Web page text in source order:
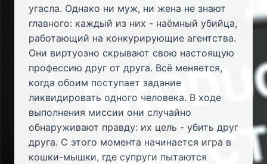
угасла. Однако ни муж, ни жена не знают
главного: каждый из них - наёмный убийца,
работающий на конкурирующие агентства.
Они виртуозно скрывают свою настоящую
профессию друг от друга. Всё меняется,
когда обоим поступает задание
ликвидировать одного человека. В ходе
выполнения миссии они случайно
обнаруживают правду: их цель - убить друг
друга. С этого момента начинается игра в
кошки-мышки, где супруги пытаются